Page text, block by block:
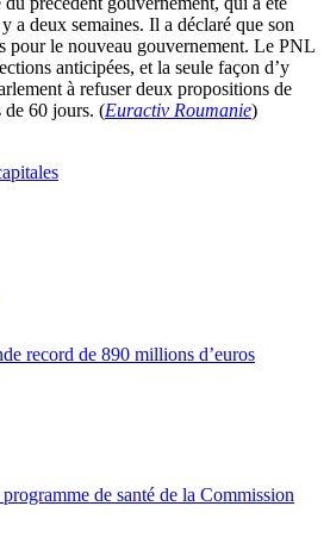
a deux semaines. Il a déclaré que son
pour le nouveau gouvernement. Le PNL
anticipées, et la seule façon d’y
à refuser deux propositions de
de 60 jours. (Euractiv Roumanie)
record de 890 millions d’euros
de santé de la Commission